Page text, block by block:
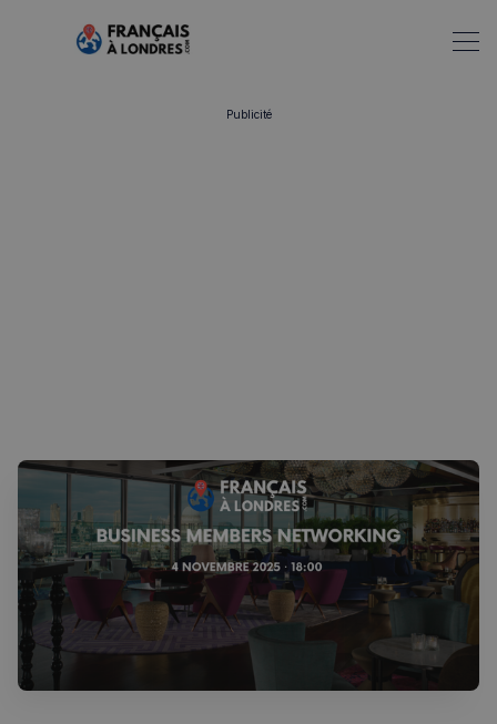
Recherche Chatbot IA
Rechercher dans Français à Londres - Magazine
Publicité